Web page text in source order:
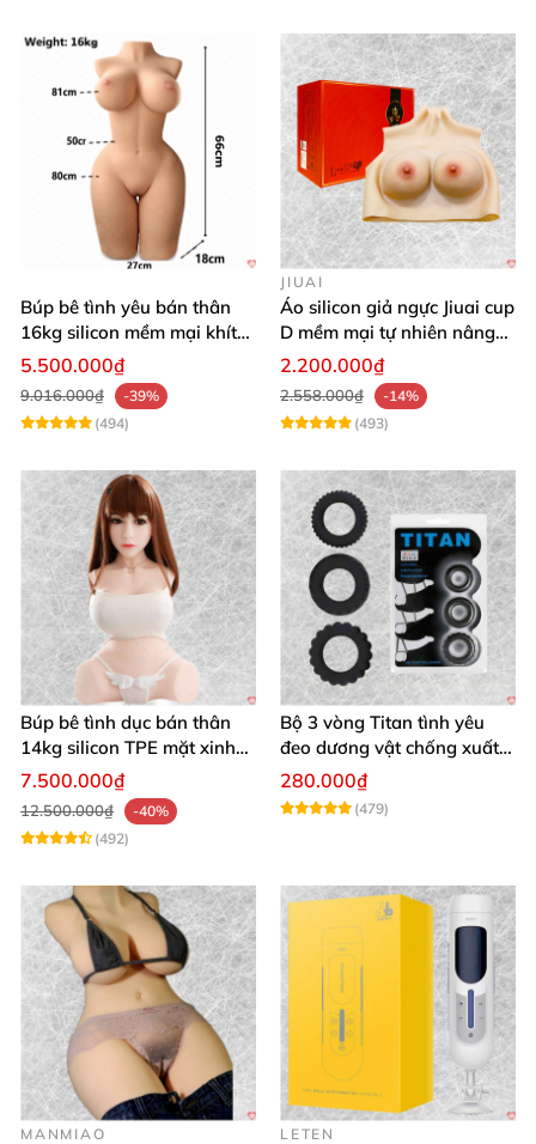
Búp bê tình yêu bán thân
16kg silicon mềm mại khít
hồng
5.500.000₫
9.016.000₫
-39%
(494)
JIUAI
Áo silicon giả ngực Jiuai cup
D mềm mại tự nhiên nâng
ngực
2.200.000₫
2.558.000₫
-14%
(493)
Búp bê tình dục bán thân
14kg silicon TPE mặt xinh
trắng hồng
7.500.000₫
12.500.000₫
-40%
(492)
Bộ 3 vòng Titan tình yêu
đeo dương vật chống xuất
tinh sớm chất liệu silicon y
tế
280.000₫
(479)
MANMIAO LETEN